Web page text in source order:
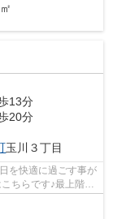
13分
20分
玉川３丁目
を快適に過ごす事が
ちらです♪最上階の